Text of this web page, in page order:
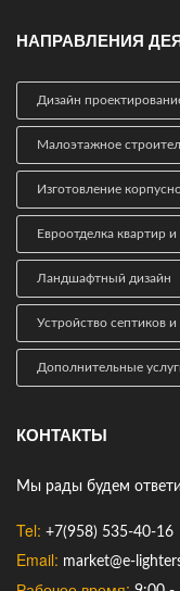
НАПРАВЛЕНИЯ
Дизайн
Малоэтажное
Изготовление
Евроотделка квартир
Ландшафтный дизайн
Устройство септиков
Дополнительные
КОНТАКТЫ
Мы рады будем
Tel: +7(958) 535-40-16
Email: market@e-